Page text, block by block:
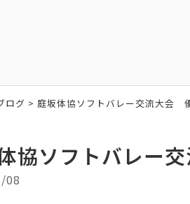
ログ > 庭坂体協ソフトバレー交流大会
協ソフトバレー
08